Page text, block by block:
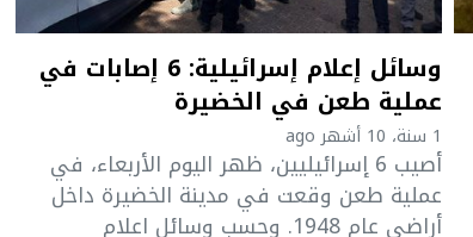
وسائل إعلام إسرائيلية: 6 إصابات في
عملية طعن في الخضيرة
1 سنة، 10 أشهر ago
أصيب 6 إسرائيليين، ظهر اليوم الأربعاء، في
عملية طعن وقعت في مدينة الخضيرة داخل
أراضي عام 1948. وحسب وسائل اعلام